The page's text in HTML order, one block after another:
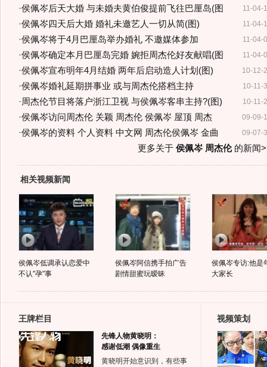
11-04-
·侯佩岑后天大婚 与未婚夫黄伯俊提前飞往巴厘岛(图
11-04-
·侯佩岑四天后大婚 婚礼未邀艺人一切从简(图)
11-04-
·侯佩岑将于4月巴厘岛举办婚礼 不邀媒体参加
11-04-
·侯佩岑确定本月巴厘岛完婚 婉拒周杰伦好友献唱(图
10-12-
·侯佩岑宣布明年4月结婚 两年后启动造人计划(图)
10-11-
·侯佩岑婚礼延期拼事业 或与周杰伦搭档主持
10-11-
·周杰伦节目将落户浙江卫视 与侯佩岑客串主持?(图)
09-09-
·侯佩岑访问周杰伦 关颖 周杰伦 侯佩岑 屋顶 周杰
09-07-
·侯佩岑的资料 个人资料 中文网 周杰伦侯佩岑 金曲
更多关于 侯佩岑 周杰伦的新闻
相关视频新闻
侯佩岑低调承认恋爱中
不认"孕"事
侯佩岑阿信携手拍广告
剧情甜蜜玩暧昧
侯佩岑专访:他是
大家长
王牌栏目
先锋人物黄晓明：
感谢低潮 偶像重生
黄晓明开始意识到，有些事
视频策划